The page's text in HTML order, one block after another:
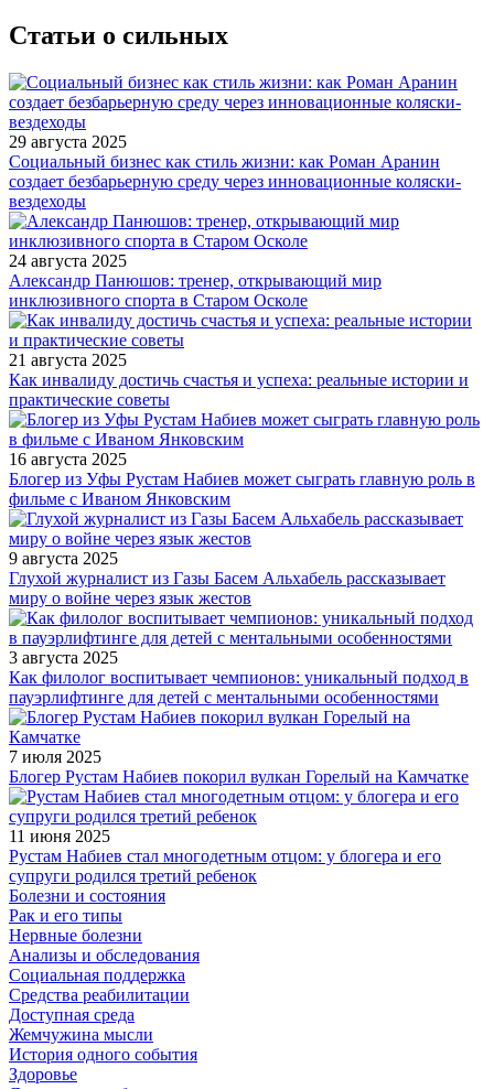
Статьи о сильных
29 августа 2025
Социальный бизнес как стиль жизни: как Роман Аранин
создает безбарьерную среду через инновационные коляски-
вездеходы
24 августа 2025
Александр Панюшов: тренер, открывающий мир
инклюзивного спорта в Старом Осколе
21 августа 2025
Как инвалиду достичь счастья и успеха: реальные истории и
практические советы
16 августа 2025
Блогер из Уфы Рустам Набиев может сыграть главную роль в
фильме с Иваном Янковским
9 августа 2025
Глухой журналист из Газы Басем Альхабель рассказывает
миру о войне через язык жестов
3 августа 2025
Как филолог воспитывает чемпионов: уникальный подход в
пауэрлифтинге для детей с ментальными особенностями
7 июля 2025
Блогер Рустам Набиев покорил вулкан Горелый на Камчатке
11 июня 2025
Рустам Набиев стал многодетным отцом: у блогера и его
супруги родился третий ребенок
Болезни и состояния
Рак и его типы
Нервные болезни
Анализы и обследования
Социальная поддержка
Средства реабилитации
Доступная среда
Жемчужина мысли
История одного события
Здоровье